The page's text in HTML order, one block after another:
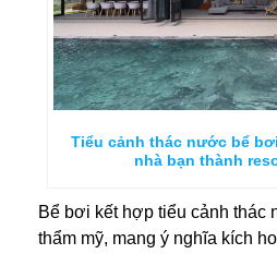
Tiểu cảnh thác nước bể
nhà bạn thành
Bể bơi kết hợp tiểu cảnh thác
thẩm mỹ, mang ý nghĩa kích